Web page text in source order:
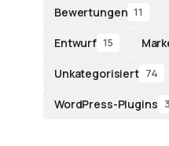
Bewertungen 11
Entwurf 15
Unkategorisiert 74
WordPress-Plugins